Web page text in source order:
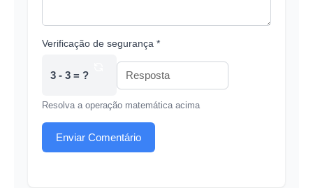
Verificação de segurança *
3 - 3 = ?
Resolva a operação matemática acima
Enviar Comentário